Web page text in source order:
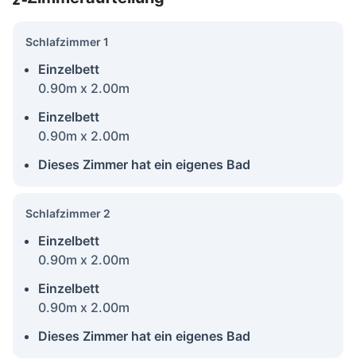
Schlafzimmer 1
Einzelbett
0.90m x 2.00m
Einzelbett
0.90m x 2.00m
Dieses Zimmer hat ein eigenes Bad
Schlafzimmer 2
Einzelbett
0.90m x 2.00m
Einzelbett
0.90m x 2.00m
Dieses Zimmer hat ein eigenes Bad